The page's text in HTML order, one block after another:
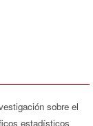
sobre el
estadísticos